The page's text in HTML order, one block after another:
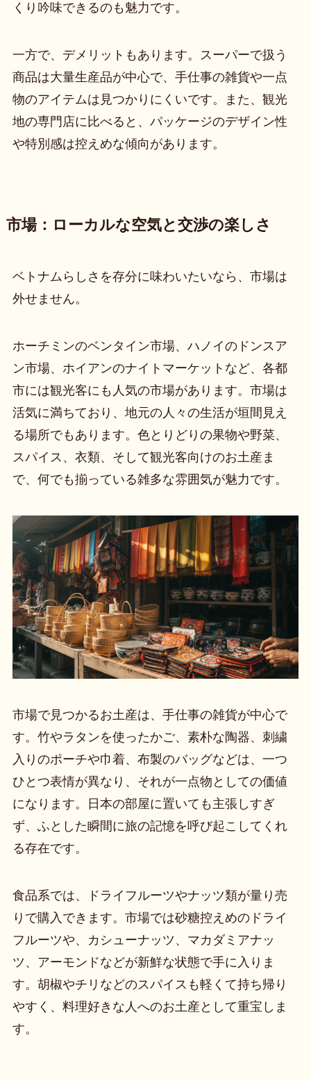
くり吟味できるのも魅力です。
一方で、デメリットもあります。スーパーで扱う
商品は大量生産品が中心で、手仕事の雑貨や一点
物のアイテムは見つかりにくいです。また、観光
地の専門店に比べると、パッケージのデザイン性
や特別感は控えめな傾向があります。
市場：ローカルな空気と交渉の楽しさ
ベトナムらしさを存分に味わいたいなら、市場は
外せません。
ホーチミンのベンタイン市場、ハノイのドンスア
ン市場、ホイアンのナイトマーケットなど、各都
市には観光客にも人気の市場があります。市場は
活気に満ちており、地元の人々の生活が垣間見え
る場所でもあります。色とりどりの果物や野菜、
スパイス、衣類、そして観光客向けのお土産ま
で、何でも揃っている雑多な雰囲気が魅力です。
市場で見つかるお土産は、手仕事の雑貨が中心で
す。竹やラタンを使ったかご、素朴な陶器、刺繍
入りのポーチや巾着、布製のバッグなどは、一つ
ひとつ表情が異なり、それが一点物としての価値
になります。日本の部屋に置いても主張しすぎ
ず、ふとした瞬間に旅の記憶を呼び起こしてくれ
る存在です。
食品系では、ドライフルーツやナッツ類が量り売
りで購入できます。市場では砂糖控えめのドライ
フルーツや、カシューナッツ、マカダミアナッ
ツ、アーモンドなどが新鮮な状態で手に入りま
す。胡椒やチリなどのスパイスも軽くて持ち帰り
やすく、料理好きな人へのお土産として重宝しま
す。